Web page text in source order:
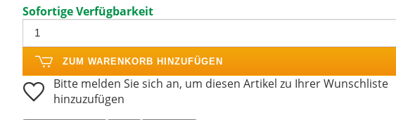
Sofortige Verfügbarkeit
ZUM WARENKORB HINZUFÜGEN
Bitte melden Sie sich an, um diesen Artikel zu Ihrer Wunschliste
hinzuzufügen